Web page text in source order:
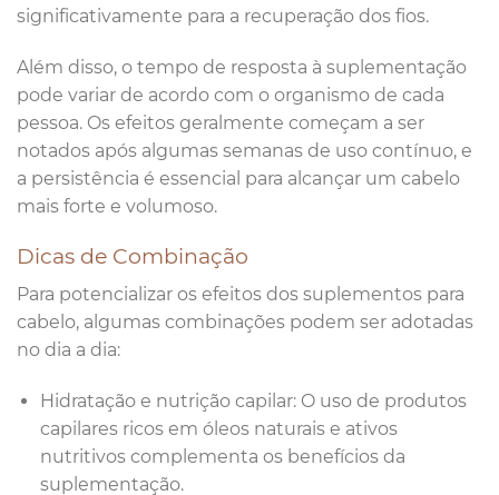
significativamente para a recuperação dos fios.
Além disso, o tempo de resposta à suplementação
pode variar de acordo com o organismo de cada
pessoa. Os efeitos geralmente começam a ser
notados após algumas semanas de uso contínuo, e
a persistência é essencial para alcançar um cabelo
mais forte e volumoso.
Dicas de Combinação
Para potencializar os efeitos dos suplementos para
cabelo, algumas combinações podem ser adotadas
no dia a dia:
Hidratação e nutrição capilar: O uso de produtos
capilares ricos em óleos naturais e ativos
nutritivos complementa os benefícios da
suplementação.